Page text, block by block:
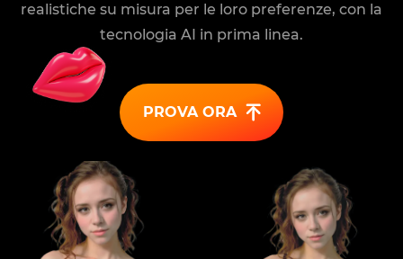
realistiche su misura per le loro preferenze, con la
tecnologia AI in prima linea.
PROVA ORA